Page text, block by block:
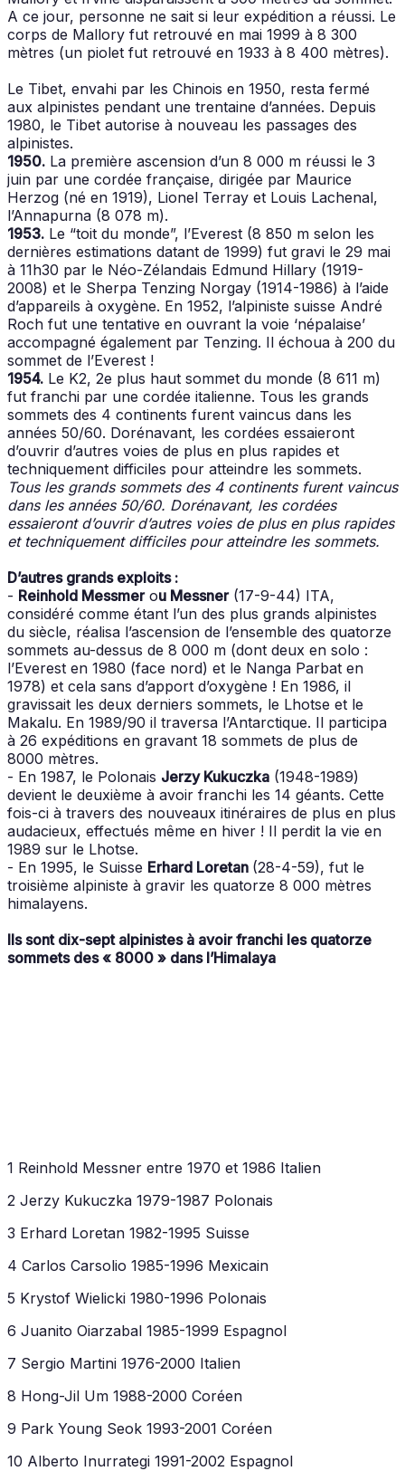
A ce jour, personne ne sait si leur expédition a réussi. Le
corps de Mallory fut retrouvé en mai 1999 à 8 300
mètres (un piolet fut retrouvé en 1933 à 8 400 mètres).
Le Tibet, envahi par les Chinois en 1950, resta fermé
aux alpinistes pendant une trentaine d’années. Depuis
1980, le Tibet autorise à nouveau les passages des
alpinistes.
1950. La première ascension d’un 8 000 m réussi le 3
juin par une cordée française, dirigée par Maurice
Herzog (né en 1919), Lionel Terray et Louis Lachenal,
l’Annapurna (8 078 m).
1953. Le “toit du monde”, l’Everest (8 850 m selon les
dernières estimations datant de 1999) fut gravi le 29 mai
à 11h30 par le Néo-Zélandais Edmund Hillary (1919-
2008) et le Sherpa Tenzing Norgay (1914-1986) à l’aide
d’appareils à oxygène. En 1952, l’alpiniste suisse André
Roch fut une tentative en ouvrant la voie ‘népalaise’
accompagné également par Tenzing. Il échoua à 200 du
sommet de l’Everest !
1954. Le K2, 2e plus haut sommet du monde (8 611 m)
fut franchi par une cordée italienne. Tous les grands
sommets des 4 continents furent vaincus dans les
années 50/60. Dorénavant, les cordées essaieront
d’ouvrir d’autres voies de plus en plus rapides et
techniquement difficiles pour atteindre les sommets.
Tous les grands sommets des 4 continents furent vaincus
dans les années 50/60. Dorénavant, les cordées
essaieront d’ouvrir d’autres voies de plus en plus rapides
et techniquement difficiles pour atteindre les sommets.
D’autres grands exploits :
- Reinhold Messmerou Messner(17-9-44) ITA,
considéré comme étant l’un des plus grands alpinistes
du siècle, réalisa l’ascension de l’ensemble des quatorze
sommets au-dessus de 8 000 m (dont deux en solo :
l’Everest en 1980 (face nord) et le Nanga Parbat en
1978) et cela sans d’apport d’oxygène ! En 1986, il
gravissait les deux derniers sommets, le Lhotse et le
Makalu. En 1989/90 il traversa l’Antarctique. Il participa
à 26 expéditions en gravant 18 sommets de plus de
8000 mètres.
- En 1987, le Polonais Jerzy Kukuczka (1948-1989)
devient le deuxième à avoir franchi les 14 géants. Cette
fois-ci à travers des nouveaux itinéraires de plus en plus
audacieux, effectués même en hiver ! Il perdit la vie en
1989 sur le Lhotse.
- En 1995, le Suisse Erhard Loretan (28-4-59), fut le
troisième alpiniste à gravir les quatorze 8 000 mètres
himalayens.
Ils sont dix-sept alpinistes à avoir franchi les quatorze
sommets des « 8000 » dans l’Himalaya
1 Reinhold Messner entre 1970 et 1986 Italien
2 Jerzy Kukuczka 1979-1987 Polonais
3 Erhard Loretan 1982-1995 Suisse
4 Carlos Carsolio 1985-1996 Mexicain
5 Krystof Wielicki 1980-1996 Polonais
6 Juanito Oiarzabal 1985-1999 Espagnol
7 Sergio Martini 1976-2000 Italien
8 Hong-Jil Um 1988-2000 Coréen
9 Park Young Seok 1993-2001 Coréen
10 Alberto Inurrategi 1991-2002 Espagnol